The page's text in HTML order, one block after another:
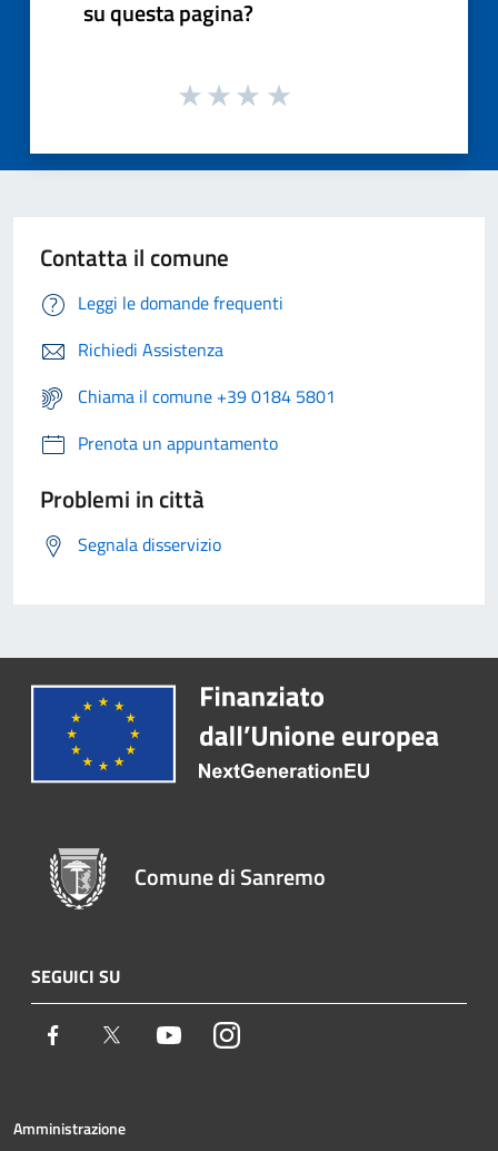
su questa pagina?
Contatta il comune
Leggi le domande frequenti
Richiedi Assistenza
Chiama il comune +39 0184 5801
Prenota un appuntamento
Problemi in città
Segnala disservizio
Comune di Sanremo
SEGUICI SU
Facebook Twitter YoutubeInstagram
Amministrazione